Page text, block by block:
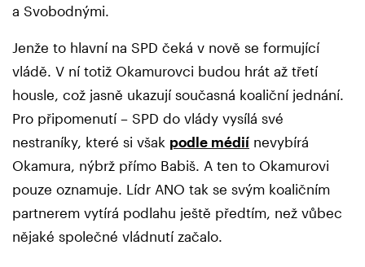
a Svobodnými.
Jenže to hlavní na SPD čeká v nově se formující
vládě. V ní totiž Okamurovci budou hrát až třetí
housle, což jasně ukazují současná koaliční jednání.
Pro připomenutí – SPD do vlády vysílá své
nestraníky, které si však podle médií nevybírá
Okamura, nýbrž přímo Babiš. A ten to Okamurovi
pouze oznamuje. Lídr ANO tak se svým koaličním
partnerem vytírá podlahu ještě předtím, než vůbec
nějaké společné vládnutí začalo.